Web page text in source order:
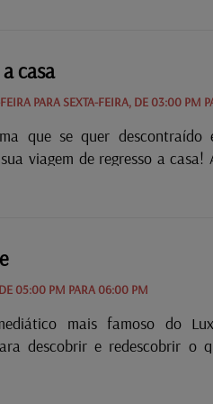
casa
PARA SEXTA-FEIRA, DE 03:00 PM
que se quer descontraído
viagem de regresso a casa!
desafiando-o a
partilhando histórias e
é divertir, ensinar,
aos quatro cantos do
o conquistámos e que
05:00 PM PARA 06:00 PM
mais famoso do
descobrir e redescobrir o